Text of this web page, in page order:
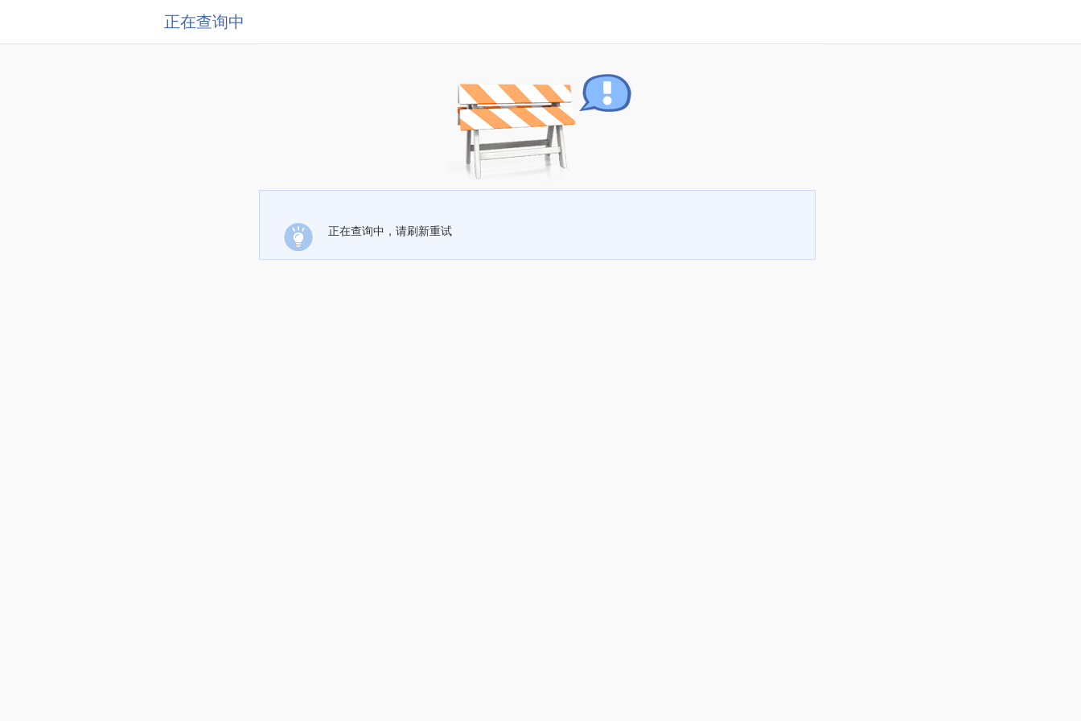
正在查询中
正在查询中，请刷新重试